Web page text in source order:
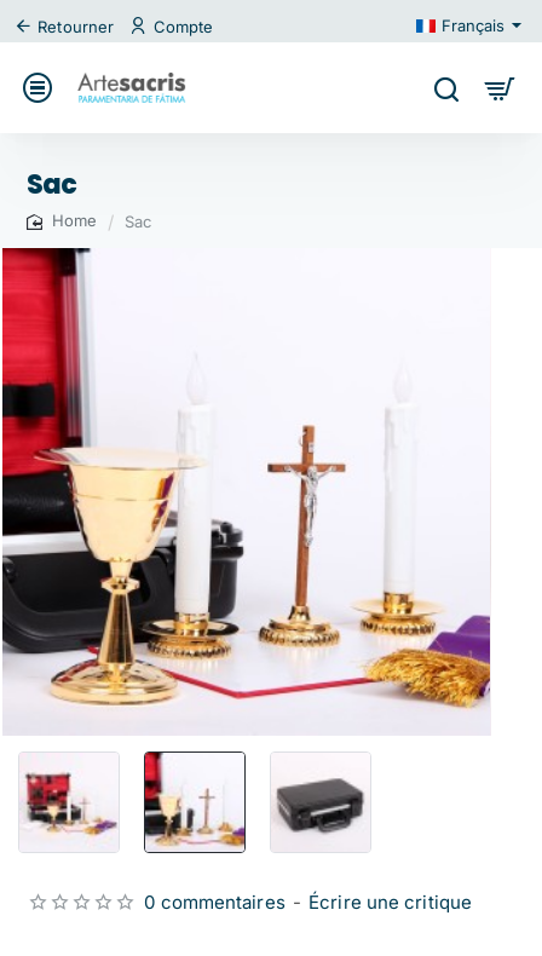
Retourner Compte Français
Sac
Sac
0 commentaires - Écrire une critique